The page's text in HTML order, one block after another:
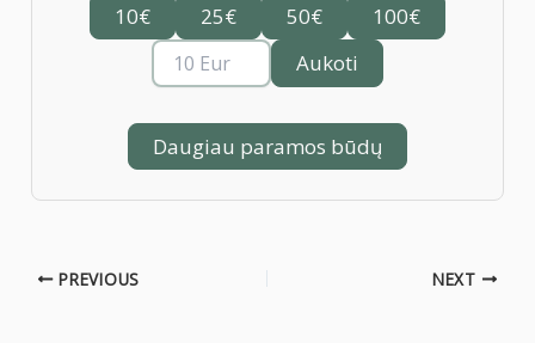
10€ 25€ 50€
100€
Aukoti
Daugiau paramos būdų
PREVIOUS NEXT